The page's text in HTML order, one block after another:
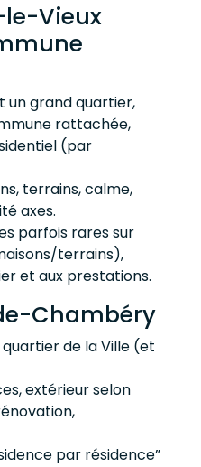
Vieux
un grand quartier,
rattachée,
(par
terrains, calme,
axes.
parfois rares sur
terrains),
et aux prestations.
Chambéry
de la Ville (et
extérieur selon
par résidence”